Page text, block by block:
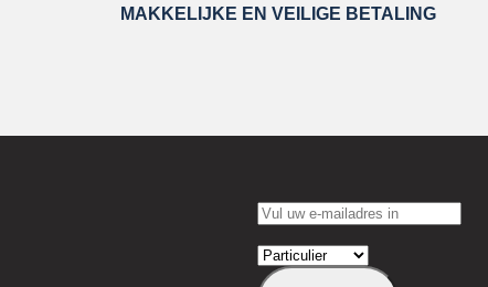
MAKKELIJKE EN VEILIGE BETALING